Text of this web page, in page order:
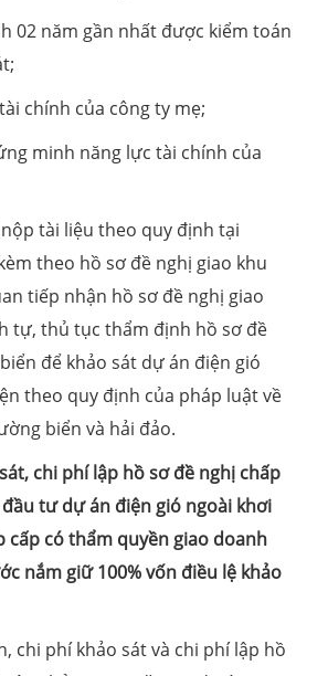
02 năm gần nhất được kiểm toán
chính của công ty mẹ;
minh năng lực tài chính của
tài liệu theo quy định tại
theo hồ sơ đề nghị giao khu
tiếp nhận hồ sơ đề nghị giao
tự, thủ tục thẩm định hồ sơ đề
để khảo sát dự án điện gió
theo quy định của pháp luật về
biển và hải đảo.
chi phí lập hồ sơ đề nghị chấp
tư dự án điện gió ngoài khơi
có thẩm quyền giao doanh
nắm giữ 100% vốn điều lệ khảo
chi phí khảo sát và chi phí lập hồ